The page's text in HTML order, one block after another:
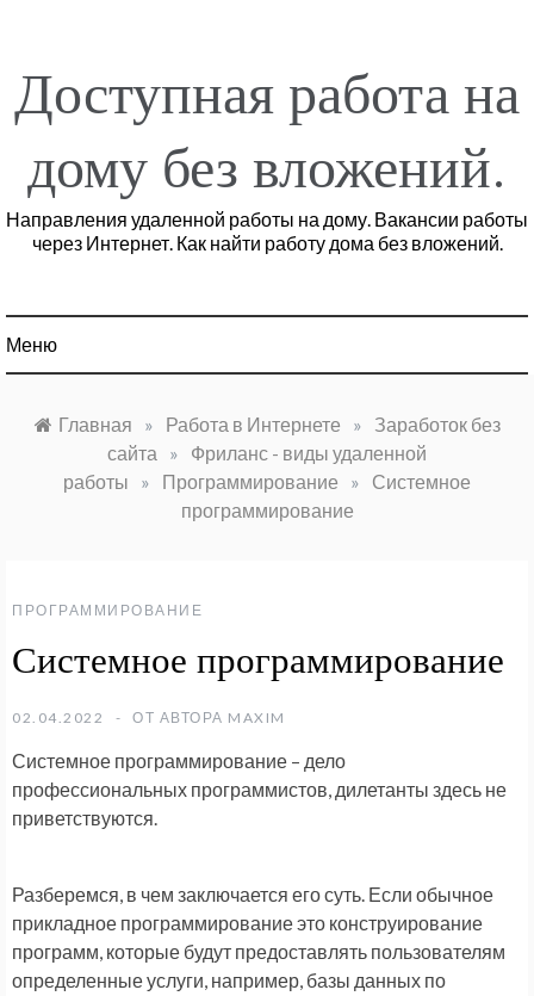
Доступная работа на
дому без вложений.
Направления удаленной работы на дому. Вакансии работы
через Интернет. Как найти работу дома без вложений.
Меню
Главная » Работа в Интернете »
Заработок без
сайта
»
Фриланс - виды удаленной
работы
» Программирование »
Системное
программирование
ПРОГРАММИРОВАНИЕ
Системное программирование
02.04.2022 ОТ АВТОРА MAXIM
Системное программирование – дело
профессиональных программистов, дилетанты здесь не
приветствуются.
Разберемся, в чем заключается его суть. Если обычное
прикладное программирование это конструирование
программ, которые будут предоставлять пользователям
определенные услуги, например, базы данных по